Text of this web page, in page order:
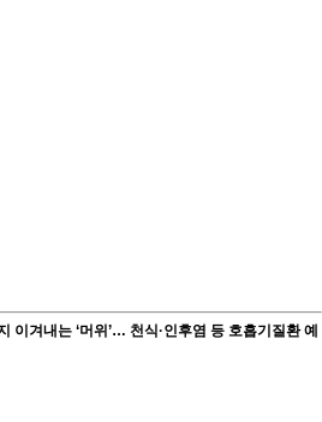
이겨내는 ‘머위’… 천식·인후염 등 호흡기질환 예